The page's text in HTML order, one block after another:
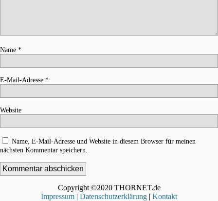
Name *
E-Mail-Adresse *
Website
Name, E-Mail-Adresse und Website in diesem Browser für meinen
nächsten Kommentar speichern.
Copyright ©2020 THORNET.de
Impressum | Datenschutzerklärung | Kontakt